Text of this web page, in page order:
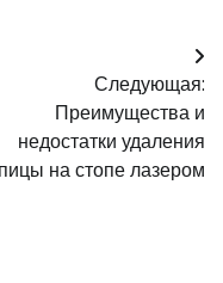
Следующая:
Преимущества и
недостатки удаления
на стопе лазером